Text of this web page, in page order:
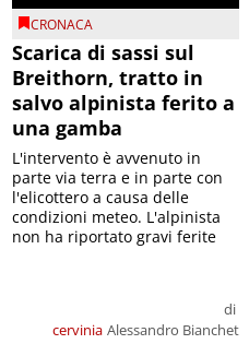
CRONACA
Scarica di sassi sul
Breithorn, tratto in
salvo alpinista ferito a
una gamba
cervinia
di
Alessandro Bianchet
L'intervento è avvenuto in
parte via terra e in parte con
l'elicottero a causa delle
condizioni meteo. L'alpinista
non ha riportato gravi ferite